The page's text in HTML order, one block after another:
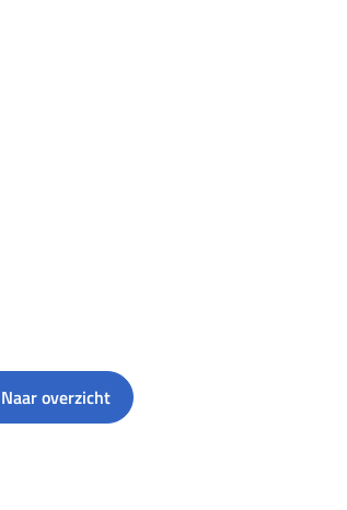
Naar overzicht